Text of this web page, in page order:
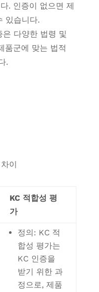
. 인증이 없으면 제
있습니다.
다양한 법령 및
품군에 맞는 법적
.
이
KC 적합성 평
가
정의: KC 적
합성 평가는
KC 인증을
받기 위한 과
정으로, 제품